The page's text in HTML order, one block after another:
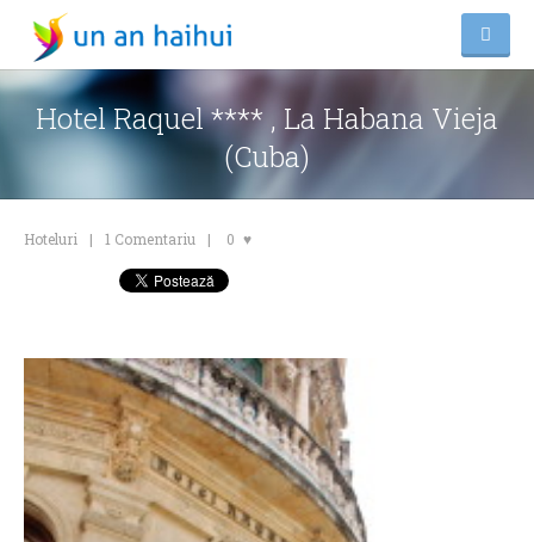
Hotel Raquel **** , La Habana Vieja
(Cuba)
Hoteluri 1 Comentariu 0